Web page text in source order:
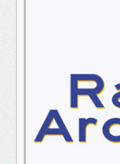
La radio
L'équipe